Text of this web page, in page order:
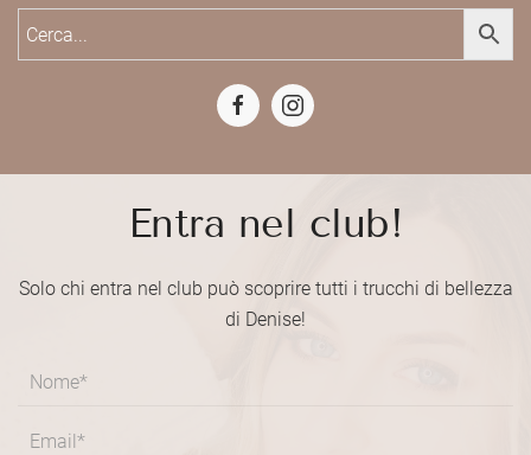
Entra nel club!
Solo chi entra nel club può scoprire tutti i trucchi di bellezza
di Denise!